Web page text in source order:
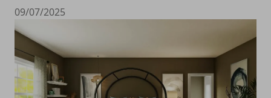
09/07/2025